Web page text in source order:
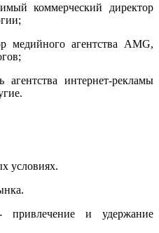
коммерческий директор
медийного агентства AMG,
интернет-рекламы
условиях.
привлечение и удержание